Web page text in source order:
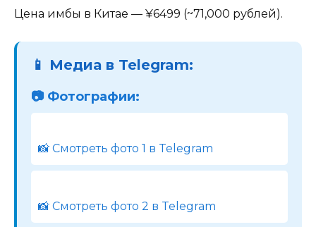
Цена имбы в Китае — ¥6499 (~71,000 рублей).
📱 Медиа в Telegram:
📷 Фотографии:
📸 Смотреть фото 1 в Telegram
📸 Смотреть фото 2 в Telegram